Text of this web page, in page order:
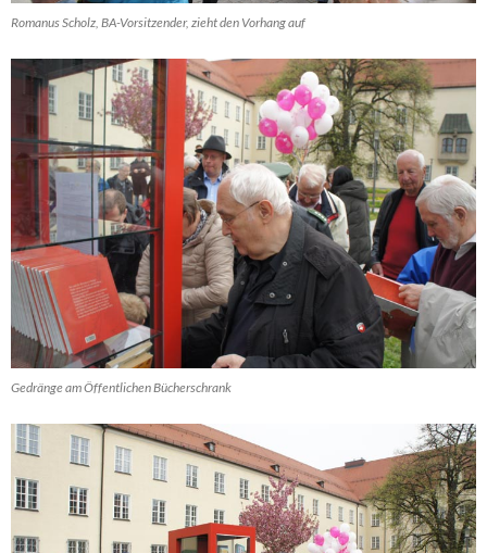
Romanus Scholz, BA-Vorsitzender, zieht den Vorhang auf
Gedränge am Öffentlichen Bücherschrank